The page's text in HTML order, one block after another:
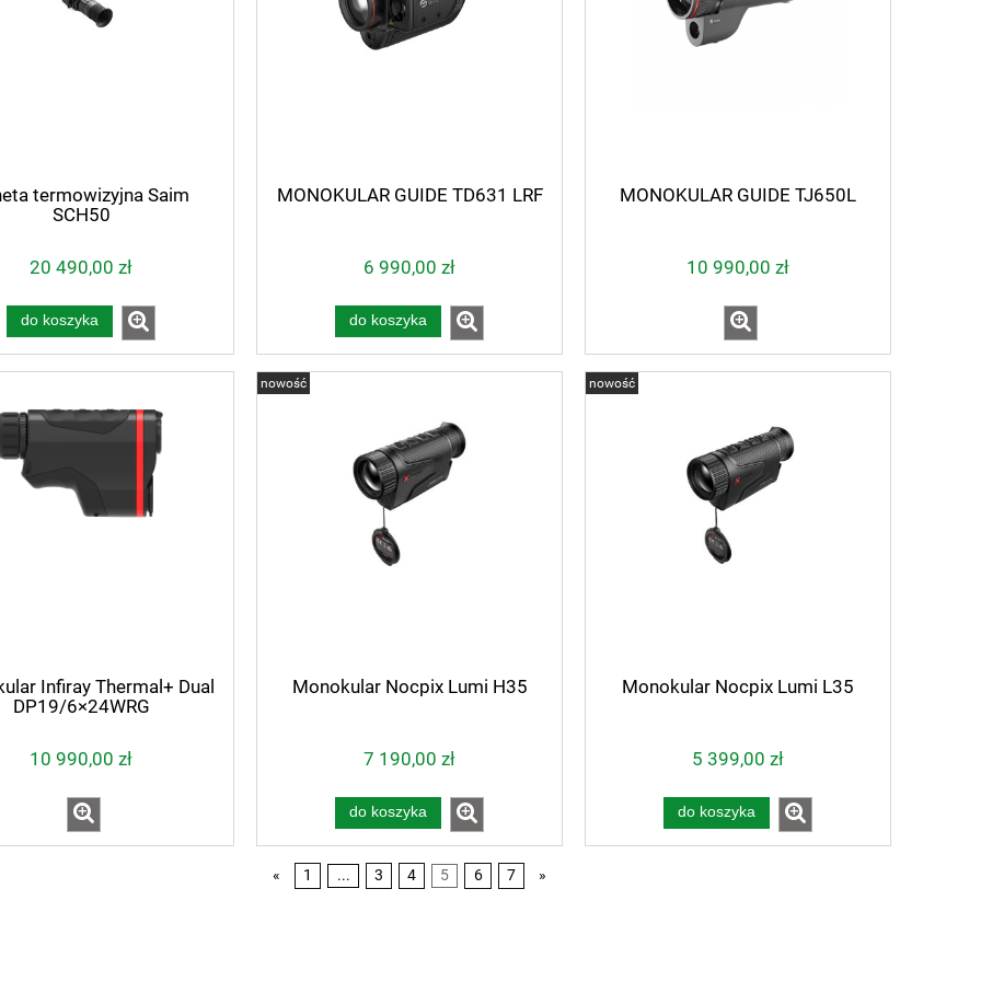
termowizyjna Saim
SCH50
20 490,00 zł
do koszyka
MONOKULAR GUIDE TD631 LRF
6 990,00 zł
do koszyka
MONOKULAR GUIDE TJ650L
10 990,00 zł
Infiray Thermal+ Dual
DP19/6×24WRG
10 990,00 zł
Monokular Nocpix Lumi H35
7 190,00 zł
do koszyka
nowość
Monokular Nocpix Lumi L35
5 399,00 zł
do koszyka
nowość
« 1 ... 3 4 5 6 7 »